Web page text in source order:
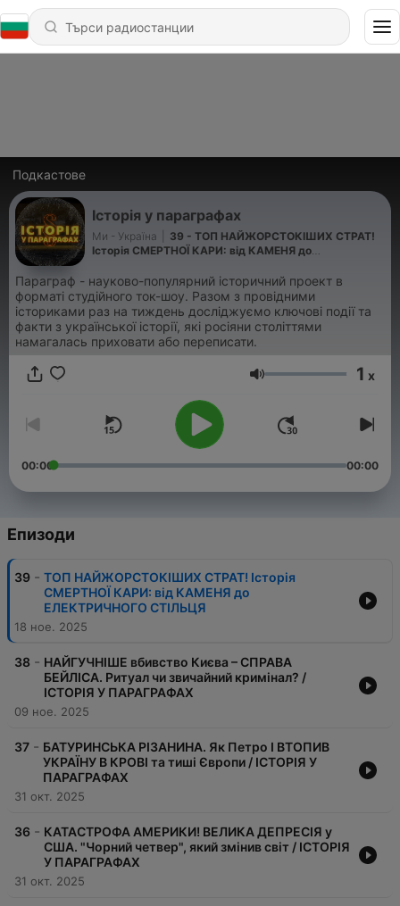
Подкастове
Історія у параграфах
Ми - Україна
39 - ТОП НАЙЖОРСТОКІШИХ СТРАТ!
Історія СМЕРТНОЇ КАРИ: від КАМЕНЯ до
Параграф - науково-популярний історичний проект в
форматі студійного ток-шоу. Разом з провідними
істориками раз на тиждень досліджуємо ключові події та
факти з української історії, які росіяни століттями
намагалась приховати або переписати.
Сила на звука
1 x
00:00 00:00
Епизоди
39 - ТОП НАЙЖОРСТОКІШИХ СТРАТ! Історія
СМЕРТНОЇ КАРИ: від КАМЕНЯ до
ЕЛЕКТРИЧНОГО СТІЛЬЦЯ
18 ное. 2025
38 - НАЙГУЧНІШЕ вбивство Києва – СПРАВА
БЕЙЛІСА. Ритуал чи звичайний кримінал? /
ІСТОРІЯ У ПАРАГРАФАХ
09 ное. 2025
37 - БАТУРИНСЬКА РІЗАНИНА. Як Петро І ВТОПИВ
УКРАЇНУ В КРОВІ та тиші Європи / ІСТОРІЯ У
ПАРАГРАФАХ
31 окт. 2025
36 - КАТАСТРОФА АМЕРИКИ! ВЕЛИКА ДЕПРЕСІЯ у
США. "Чорний четвер", який змінив світ / ІСТОРІЯ
У ПАРАГРАФАХ
31 окт. 2025